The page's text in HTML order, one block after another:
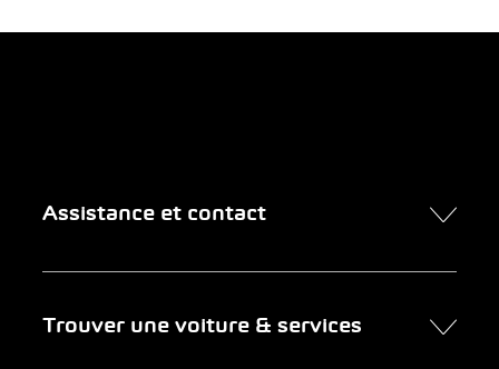
Assistance et contact
Trouver une voiture & services